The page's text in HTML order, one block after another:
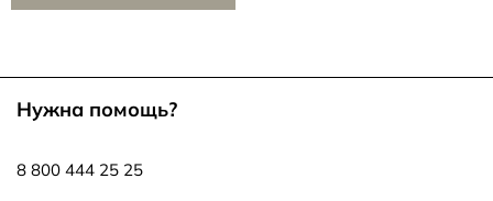
Нужна помощь?
8 800 444 25 25